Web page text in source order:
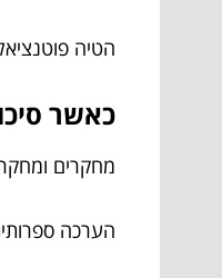
הטיה
כאשר
מחקרים
הערכה